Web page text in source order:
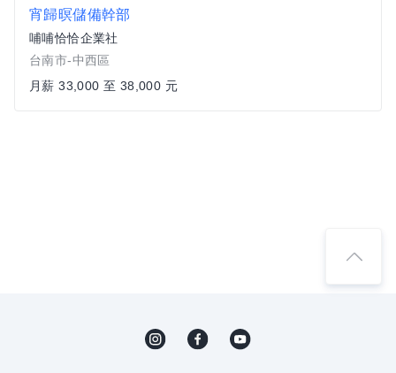
宵歸暝儲備幹部
哺哺恰恰企業社
台南市-中西區
月薪 33,000 至 38,000 元